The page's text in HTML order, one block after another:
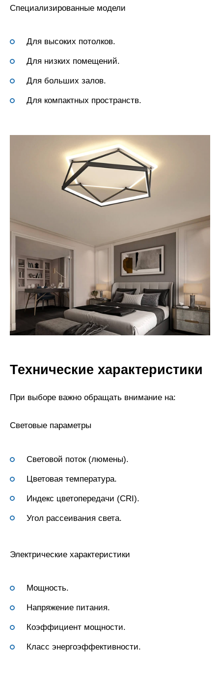
Специализированные модели
Для высоких потолков.
Для низких помещений.
Для больших залов.
Для компактных пространств.
Технические характеристики
При выборе важно обращать внимание на:
Световые параметры
Световой поток (люмены).
Цветовая температура.
Индекс цветопередачи (CRI).
Угол рассеивания света.
Электрические характеристики
Мощность.
Напряжение питания.
Коэффициент мощности.
Класс энергоэффективности.